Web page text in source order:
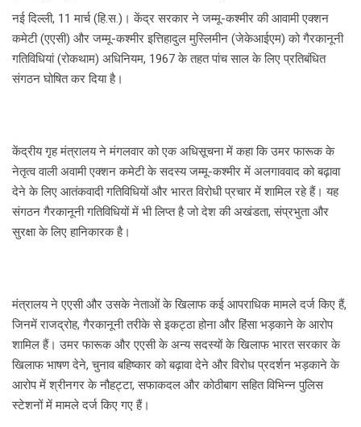
नई दिल्ली, 11 मार्च (हि.स.)। केंद्र सरकार ने जम्मू-कश्मीर की आवामी एक्शन
कमेटी (एएसी) और जम्मू-कश्मीर इत्तिहादुल मुस्लिमीन (जेकेआईएम) को गैरकानूनी
गतिविधियां (रोकथाम) अधिनियम, 1967 के तहत पांच साल के लिए प्रतिबंधित
संगठन घोषित कर दिया है।
केंद्रीय गृह मंत्रालय ने मंगलवार को एक अधिसूचना में कहा कि उमर फारूक के
नेतृत्व वाली अवामी एक्शन कमेटी के सदस्य जम्मू-कश्मीर में अलगाववाद को बढ़ावा
देने के लिए आतंकवादी गतिविधियों और भारत विरोधी प्रचार में शामिल रहे हैं। यह
संगठन गैरकानूनी गतिविधियों में भी लिप्त है जो देश की अखंडता, संप्रभुता और
सुरक्षा के लिए हानिकारक है।
मंत्रालय ने एएसी और उसके नेताओं के खिलाफ कई आपराधिक मामले दर्ज किए हैं,
जिनमें राजद्रोह, गैरकानूनी तरीके से इकट्ठा होना और हिंसा भड़काने के आरोप
शामिल हैं। उमर फारूक और एएसी के अन्य सदस्यों के खिलाफ भारत सरकार के
खिलाफ भाषण देने, चुनाव बहिष्कार को बढ़ावा देने और विरोध प्रदर्शन भड़काने के
आरोप में श्रीनगर के नौहट्टा, सफाकदल और कोठीबाग सहित विभिन्न पुलिस
स्टेशनों में मामले दर्ज किए गए हैं।